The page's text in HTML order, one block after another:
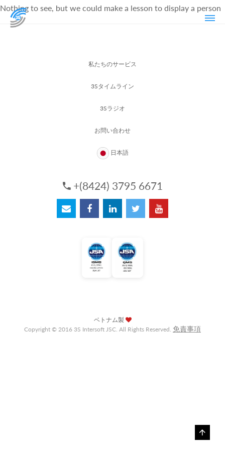
Nothing to see, but we could make a lesson to display a person
私たちのサービス
3Sタイムライン
3Sラジオ
お問い合わせ
日本語
+(8424) 3795 6671
ベトナム製
Copyright © 2016 3S Intersoft JSC. All Rights Reserved. 免責事項